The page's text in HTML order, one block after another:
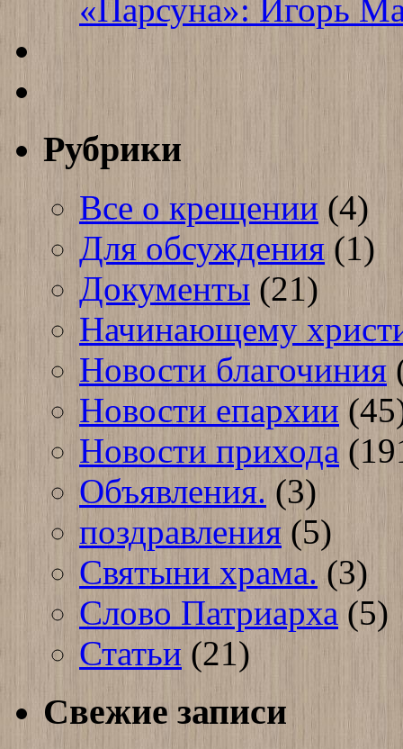
«Парсуна»: Игорь
Рубрики
Все о крещении (4)
Для обсуждения (1)
Документы (21)
Начинающему
Новости благочиния
Новости епархии
Новости прихода
Объявления.(3)
поздравления (5)
Святыни храма. (3)
Слово Патриарха (5)
Статьи (21)
Свежие записи